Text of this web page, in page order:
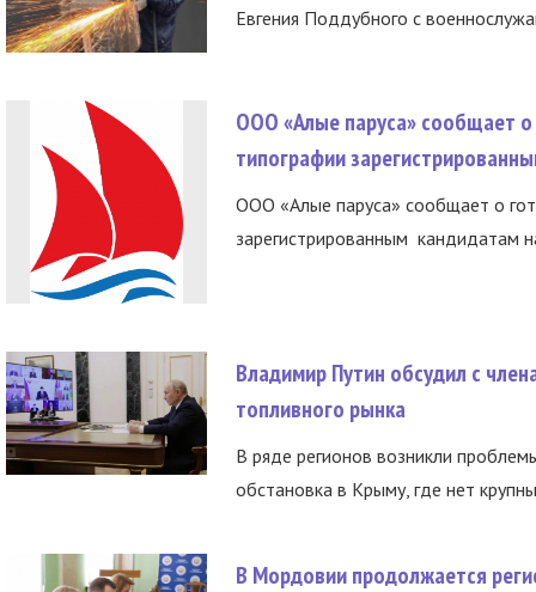
Евгения Поддубного с
ООО «Алые паруса» сообщает о
типографии
ООО «Алые паруса» сообщает о
зарегистрированным кандидатам
Владимир Путин обсудил с
топливного рынка
В ряде регионов возникли
обстановка в Крыму, где нет
В Мордовии продолжается